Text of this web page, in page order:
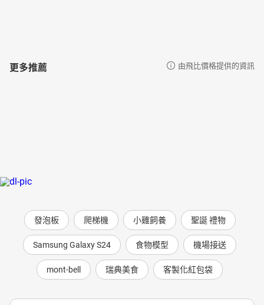
更多推薦 由飛比價格提供的資訊
發泡板 爬梯機 小雞飼養 聖誕 禮物
Samsung Galaxy S24 食物模型 機場接送
mont-bell 瑞典美食 客製化紅包袋